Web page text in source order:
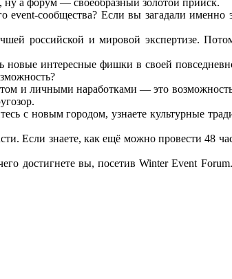
ну а форум — своеобразный золотой прииск.
event-сообщества? Если вы загадали
российской и мировой экспертизе.
интересные фишки в своей
и личными наработками — это
с новым городом, узнаете культурные
Если знаете, как ещё можно провести 48
достигнете вы, посетив Winter Event